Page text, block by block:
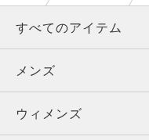
すべてのアイテム
メンズ
ウィメンズ
メンズ
トップス
ウィメンズ